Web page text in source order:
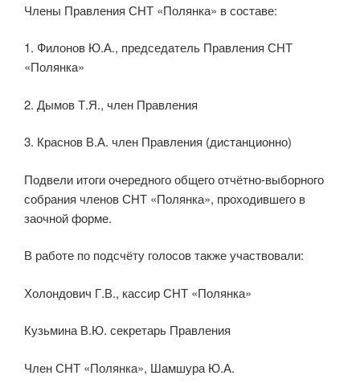
Члены Правления СНТ «Полянка» в составе:
1. Филонов Ю.А., председатель Правления СНТ
«Полянка»
2. Дымов Т.Я., член Правления
3. Краснов В.А. член Правления (дистанционно)
Подвели итоги очередного общего отчётно-выборного
собрания членов СНТ «Полянка», проходившего в
заочной форме.
В работе по подсчёту голосов также участвовали:
Холондович Г.В., кассир СНТ «Полянка»
Кузьмина В.Ю. секретарь Правления
Член СНТ «Полянка», Шамшура Ю.А.